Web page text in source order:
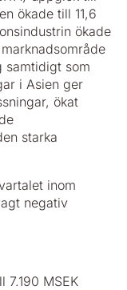
ökade till 11,6
ökade
samtidigt som
i Asien ger
ökat
starka
inom
negativ
7.190 MSEK